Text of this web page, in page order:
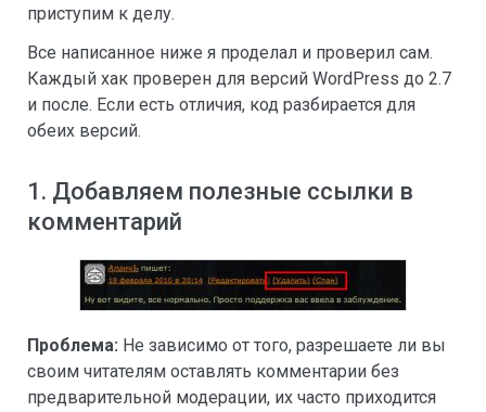
приступим к делу.
Все написанное ниже я проделал и проверил сам.
Каждый хак проверен для версий WordPress до 2.7
и после. Если есть отличия, код разбирается для
обеих версий.
1. Добавляем полезные ссылки в
комментарий
Проблема: Не зависимо от того, разрешаете ли вы
своим читателям оставлять комментарии без
предварительной модерации, их часто приходится